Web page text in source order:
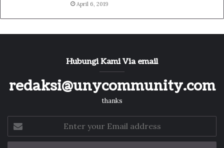
April 6, 2019
Hubungi Kami Via email
redaksi@unycommunity.com
thanks
your
Email